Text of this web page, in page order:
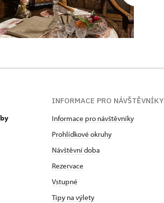
INFORMACE PRO NÁVŠTĚVNÍKY
Informace pro návštěvníky
Prohlídkové okruhy
Návštěvní doba
Rezervace
Vstupné
Tipy na výlety